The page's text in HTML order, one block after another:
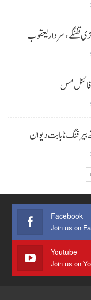
تفنگے، سردار یعقوب
فائنل مس
Facebook
Youtube
Join us on